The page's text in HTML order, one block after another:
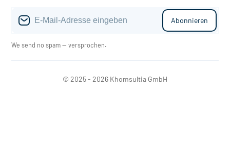
Abonnieren
We send no spam — versprochen.
© 2025 - 2026 Khomsultia GmbH